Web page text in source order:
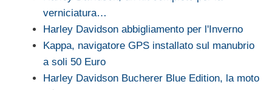
verniciatura…
Harley Davidson abbigliamento per l'Inverno
Kappa, navigatore GPS installato sul manubrio
a soli 50 Euro
Harley Davidson Bucherer Blue Edition, la moto